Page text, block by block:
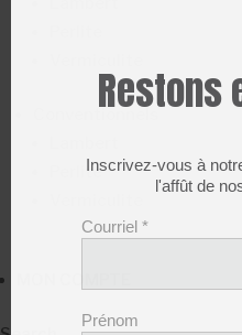
Perlite
Restons
Inscrivez-vous à
l'affût de
Courriel *
Prénom